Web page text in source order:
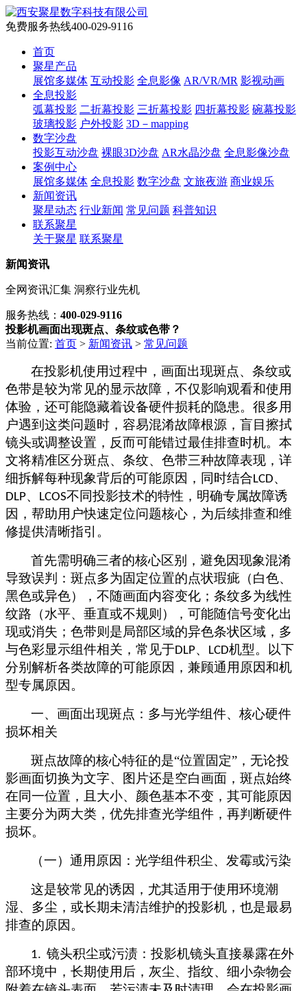
免费服务热线400-029-9116
首页
聚星产品
展馆多媒体 互动投影 全息影像 AR/VR/MR 影视动画
全息投影
弧幕投影 二折幕投影 三折幕投影 四折幕投影 碗幕投影
玻璃投影 户外投影 3D－mapping
数字沙盘
投影互动沙盘 裸眼3D沙盘 AR水晶沙盘 全息影像沙盘
案例中心
展馆多媒体 全息投影 数字沙盘 文旅夜游 商业娱乐
新闻资讯
聚星动态 行业新闻 常见问题 科普知识
联系聚星
关于聚星 联系聚星
新闻资讯
全网资讯汇集 洞察行业先机
服务热线： 400-029-9116
投影机画面出现斑点、条纹或色带？
当前位置: 首页 > 新闻资讯 > 常见问题
在投影机使用过程中，画面出现斑点、条纹或
色带是较为常见的显示故障，不仅影响观看和使用
体验，还可能隐藏着设备硬件损耗的隐患。很多用
户遇到这类问题时，容易混淆故障根源，盲目擦拭
镜头或调整设置，反而可能错过最佳排查时机。本
文将精准区分斑点、条纹、色带三种故障表现，详
细拆解每种现象背后的可能原因，同时结合LCD、
DLP、 LCOS不同投影技术的特性，明确专属故障诱
因，帮助用户快速定位问题核心，为后续排查和维
修提供清晰指引。
首先需明确三者的核心区别，避免因现象混淆
导致误判：斑点多为固定位置的点状瑕疵（白色、
黑色或异色），不随画面内容变化；条纹多为线性
纹路（水平、垂直或不规则），可能随信号变化出
现或消失；色带则是局部区域的异色条状区域，多
与色彩显示组件相关，常见于DLP、 LCD机型。以下
分别解析各类故障的可能原因，兼顾通用原因和机
型专属原因。
一、画面出现斑点：多与光学组件、核心硬件
损坏相关
斑点故障的核心特征的是“位置固定”，无论投
影画面切换为文字、图片还是空白画面，斑点始终
在同一位置，且大小、颜色基本不变，其可能原因
主要分为两大类，优先排查光学组件，再判断硬件
损坏。
（一）通用原因：光学组件积尘、发霉或污染
这是较常见的诱因，尤其适用于使用环境潮
湿、多尘，或长期未清洁维护的投影机，也是最易
排查的原因。
1. 镜头积尘或污渍：投影机镜头直接暴露在外
部环境中，长期使用后，灰尘、指纹、细小杂物会